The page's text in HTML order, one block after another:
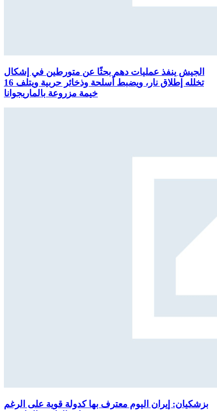
الجيش ينفذ عمليات دهم بحثًا عن متورطين في إشكال
تخلله إطلاق نار، ويضبط أسلحة وذخائر حربية ويتلف 16
خيمة مزروعة بالماريجوانا
بزشكيان: إيران اليوم معترف بها كدولة قوية على الرغم